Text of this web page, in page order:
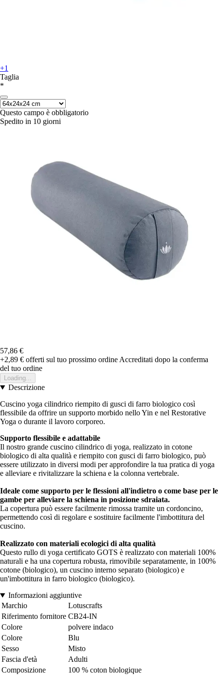
+1
Taglia
*
Questo campo è obbligatorio
Spedito in 10 giorni
57,86 €
+2,89 € offerti sul tuo prossimo ordine Accreditati dopo la conferma
del tuo ordine
Loading...
Descrizione
Cuscino yoga cilindrico riempito di gusci di farro biologico così
flessibile da offrire un supporto morbido nello Yin e nel Restorative
Yoga o durante il lavoro corporeo.
Supporto flessibile e adattabile
Il nostro grande cuscino cilindrico di yoga, realizzato in cotone
biologico di alta qualità e riempito con gusci di farro biologico, può
essere utilizzato in diversi modi per approfondire la tua pratica di yoga
e alleviare e rivitalizzare la schiena e la colonna vertebrale.
Ideale come supporto per le flessioni all'indietro o come base per le
gambe per alleviare la schiena in posizione sdraiata.
La copertura può essere facilmente rimossa tramite un cordoncino,
permettendo così di regolare e sostituire facilmente l'imbottitura del
cuscino.
Realizzato con materiali ecologici di alta qualità
Questo rullo di yoga certificato GOTS è realizzato con materiali 100%
naturali e ha una copertura robusta, rimovibile separatamente, in 100%
cotone (biologico), un cuscino interno separato (biologico) e
un'imbottitura in farro biologico (biologico).
Informazioni aggiuntive
Marchio
Lotuscrafts
Riferimento fornitore CB24-IN
Colore
polvere indaco
Colore
Blu
Sesso
Misto
Fascia d'età
Adulti
Composizione
100 % coton biologique